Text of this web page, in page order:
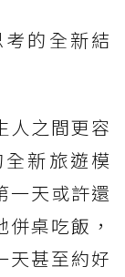
的全新結
人之間更容
新旅遊模
一天或許還
桌吃飯，
天甚至約好